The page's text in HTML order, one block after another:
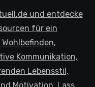
und entdecke
für ein
Kommunikation,
Lebensstil,